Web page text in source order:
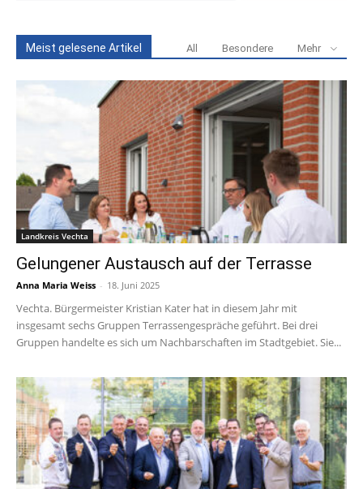
Meist gelesene Artikel All Besondere Mehr
Landkreis Vechta
Gelungener Austausch auf der Terrasse
Anna Maria Weiss - 18. Juni 2025
Vechta. Bürgermeister Kristian Kater hat in diesem Jahr mit
insgesamt sechs Gruppen Terrassengespräche geführt. Bei drei
Gruppen handelte es sich um Nachbarschaften im Stadtgebiet. Sie...